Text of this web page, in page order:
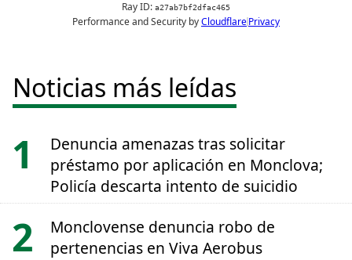
Noticias más leídas
Denuncia amenazas tras solicitar
préstamo por aplicación en Monclova;
Policía descarta intento de suicidio
Monclovense denuncia robo de
pertenencias en Viva Aerobus